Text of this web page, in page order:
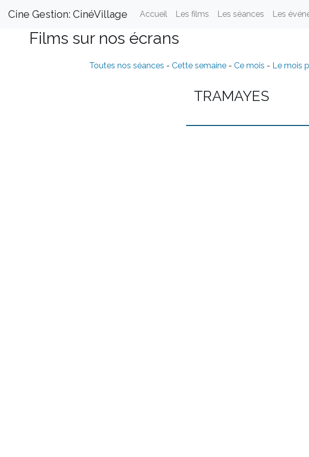
Cine Gestion: CinéVillage Accueil Les films Les séances Les
Films sur nos écrans
Toutes nos séances - Cette semaine- Ce mois - Le mois
TRAMAYES